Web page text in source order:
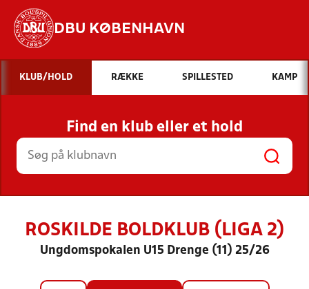
DBU KØBENHAVN
Hvad vil du søge efter?
INDHOLD OG NYHEDER
STILLINGER, RESULTATER, KLUBBER OG
HOLD
KLUB/HOLD RÆKKE SPILLESTED KAMP
Find en klub eller et hold
ROSKILDE BOLDKLUB (LIGA 2)
Ungdomspokalen U15 Drenge (11) 25/26